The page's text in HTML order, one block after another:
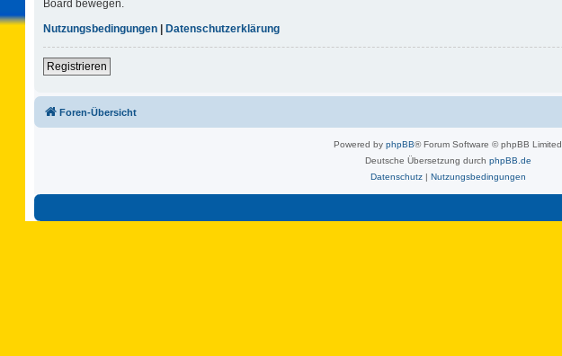
Board bewegen.
Nutzungsbedingungen | Datenschutzerklärung
Registrieren
Foren-Übersicht
Powered by phpBB® Forum Software © phpBB Limited
Deutsche Übersetzung durch phpBB.de
Datenschutz| Nutzungsbedingungen